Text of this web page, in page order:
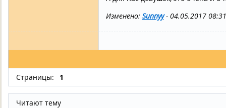
Изменено: Sunnyy- 04.05.2017
Страницы: 1
Читают тему